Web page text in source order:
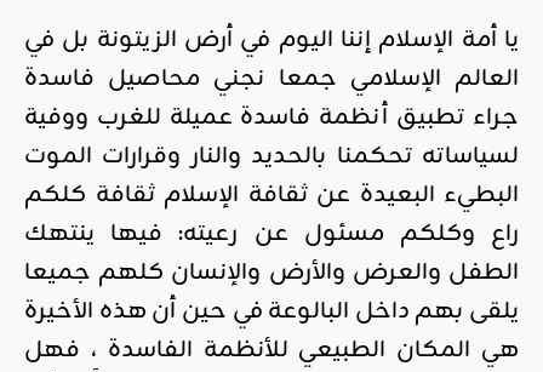
يا أمة الإسلام إننا اليوم في أرض الزيتونة بل في
العالم الإسلامي جمعا نجني محاصيل فاسدة
جراء تطبيق أنظمة فاسدة عميلة للغرب ووفية
لسياساته تحكمنا بالحديد والنار وقرارات الموت
البطيء البعيدة عن ثقافة الإسلام ثقافة كلكم
راع وكلكم مسئول عن رعيته: فيها ينتهك
الطفل والعرض والأرض والإنسان كلهم جميعا
يلقى بهم داخل البالوعة في حين أن هذه الأخيرة
هي المكان الطبيعي للأنظمة الفاسدة ، فهل